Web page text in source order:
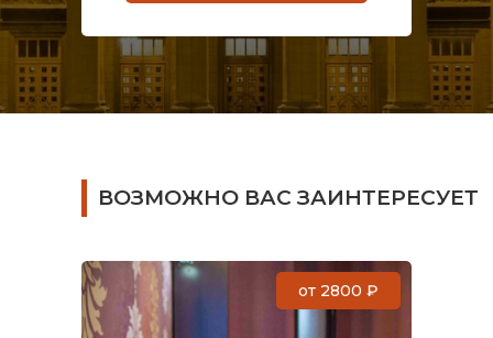
ВОЗМОЖНО ВАС ЗАИНТЕРЕСУЕТ
от 2800 ₽